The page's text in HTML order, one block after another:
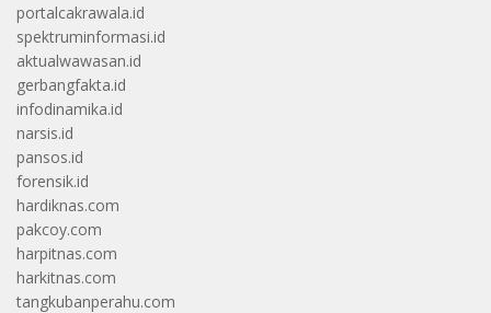
portalcakrawala.id
spektruminformasi.id
aktualwawasan.id
gerbangfakta.id
infodinamika.id
narsis.id
pansos.id
forensik.id
hardiknas.com
pakcoy.com
harpitnas.com
harkitnas.com
tangkubanperahu.com